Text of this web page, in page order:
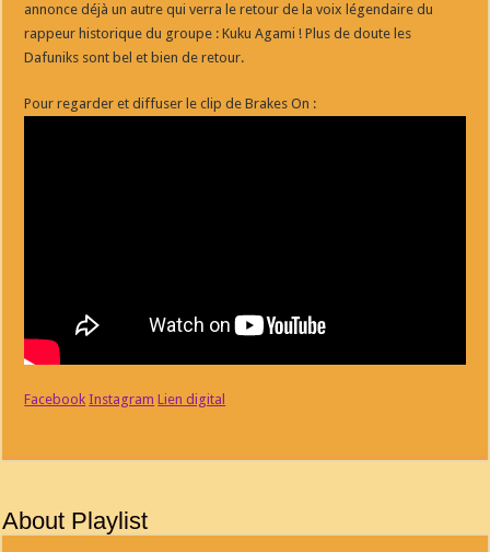
annonce déjà un autre qui verra le retour de la voix légendaire du
rappeur historique du groupe : Kuku Agami ! Plus de doute les
Dafuniks sont bel et bien de retour.
Pour regarder et diffuser le clip de Brakes On :
Facebook Instagram Lien digital
About Playlist